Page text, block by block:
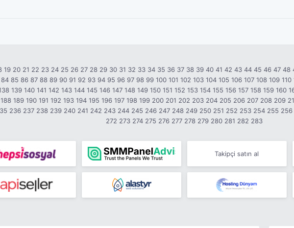
19 20 21 22 23 24 25 26 27 28 29 30 31 32 33 34 35 36 37 38 39 40 41 42 43 44 45 46 47 48
84 85 86 87 88 89 90 91 92 93 94 95 96 97 98 99 100 101 102 103 104 105 106 107 108 109 110
139 140 141 142 143 144 145 146 147 148 149 150 151 152 153 154 155 156 157 158 159 160
188 189 190 191 192 193 194 195 196 197 198 199 200 201 202 203 204 205 206 207 208 209
236 237 238 239 240 241 242 243 244 245 246 247 248 249 250 251 252 253 254 255 256
272 273 274 275 276 277 278 279 280 281 282 283
Takipçi satın al